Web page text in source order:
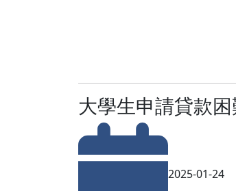
大學生申請貸款
2025-01-24